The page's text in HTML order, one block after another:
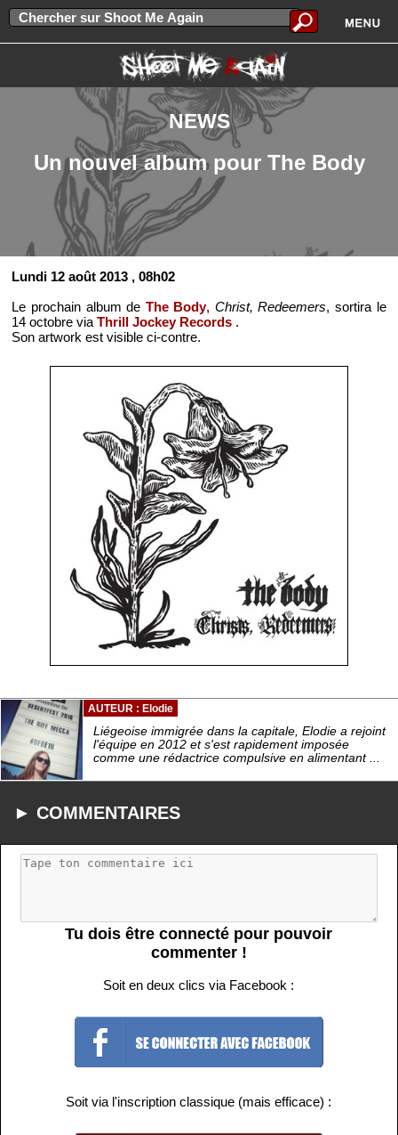
NEWS
Un nouvel album pour The Body
Lundi 12 août 2013 , 08h02
Le prochain album de The Body, Christ, Redeemers, sortira le
14 octobre viaThrill Jockey Records .
Son artwork est visible ci-contre.
AUTEUR : Elodie
Liégeoise immigrée dans la capitale, Elodie a rejoint
l'équipe en 2012 et s'est rapidement imposée
comme une rédactrice compulsive en alimentant ...
► COMMENTAIRES
Tu dois être connecté pour pouvoir
commenter !
Soit en deux clics via Facebook :
Soit via l'inscription classique (mais efficace) :